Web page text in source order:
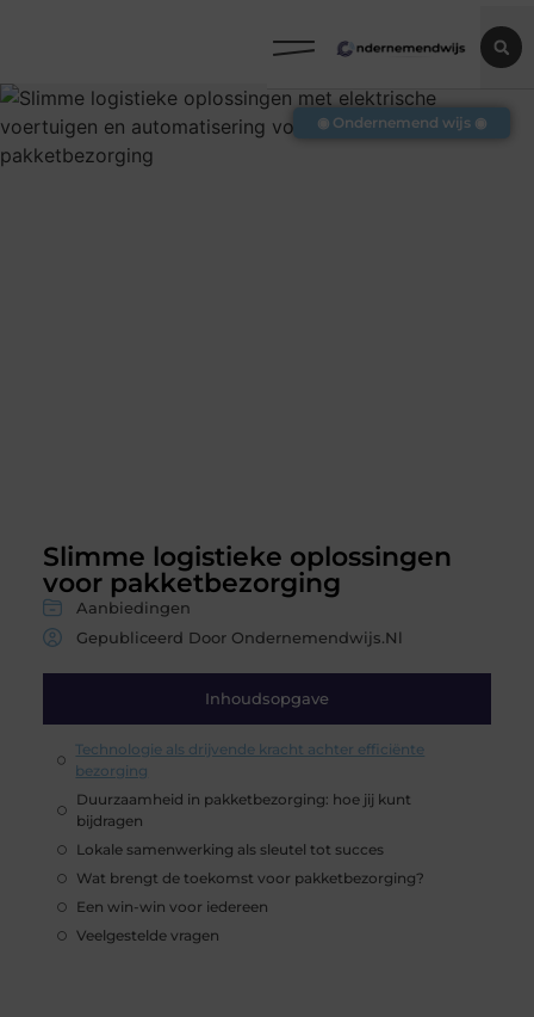
Slimme logistieke oplossingen
voor pakketbezorging
Aanbiedingen
Gepubliceerd Door Ondernemendwijs.nl
Inhoudsopgave
Technologie als drijvende kracht achter efficiënte
bezorging
Duurzaamheid in pakketbezorging: hoe jij kunt
bijdragen
Lokale samenwerking als sleutel tot succes
Wat brengt de toekomst voor pakketbezorging?
Een win-win voor iedereen
Veelgestelde vragen
◉ Ondernemend wijs ◉